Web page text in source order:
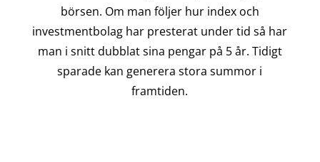
börsen. Om man följer hur index och
investmentbolag har presterat under tid så har
man i snitt dubblat sina pengar på 5 år. Tidigt
sparade kan generera stora summor i
framtiden.